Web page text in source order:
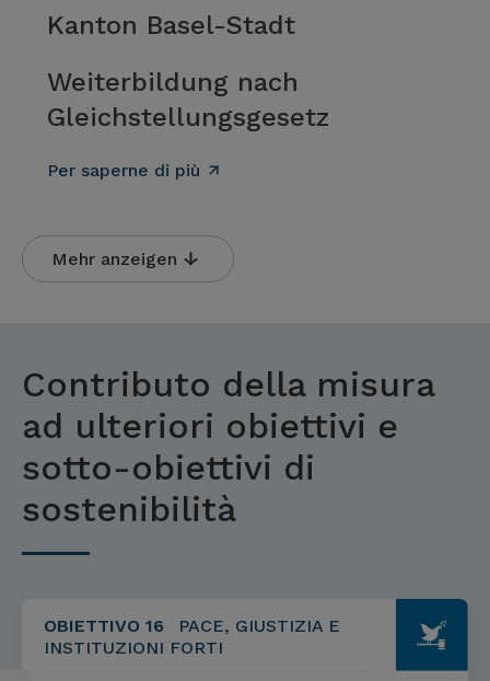
Kanton Basel-Stadt
Weiterbildung nach
Gleichstellungsgesetz
Per saperne di più
Mehr anzeigen
Contributo della misura
ad ulteriori obiettivi e
sotto-obiettivi di
sostenibilità
OBIETTIVO 16
PACE, GIUSTIZIA E
INSTITUZIONI FORTI